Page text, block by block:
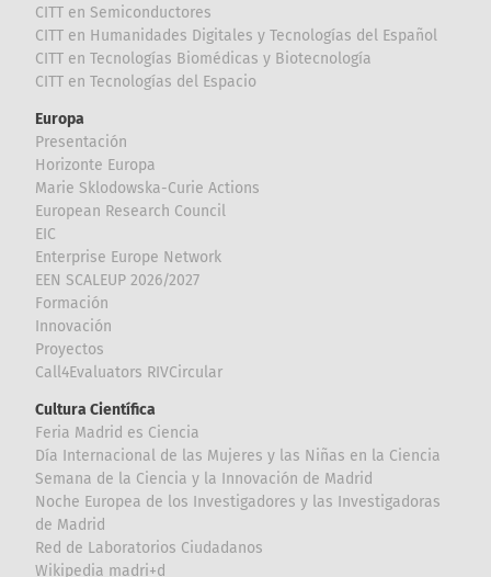
CITT en Semiconductores
CITT en Humanidades Digitales y Tecnologías del Español
CITT en Tecnologías Biomédicas y Biotecnología
CITT en Tecnologías del Espacio
Europa
Presentación
Horizonte Europa
Marie Sklodowska-Curie Actions
European Research Council
EIC
Enterprise Europe Network
EEN SCALEUP 2026/2027
Formación
Innovación
Proyectos
Call4Evaluators RIVCircular
Cultura Científica
Feria Madrid es Ciencia
Día Internacional de las Mujeres y las Niñas en la Ciencia
Semana de la Ciencia y la Innovación de Madrid
Noche Europea de los Investigadores y las Investigadoras
de Madrid
Red de Laboratorios Ciudadanos
Wikipedia madri+d